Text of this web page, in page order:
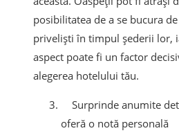
posibilitatea de a se bucura
priveliști în timpul șederii lor,
aspect poate fi un factor
alegerea hotelului tău.
Surprinde anumite
oferă o notă personală